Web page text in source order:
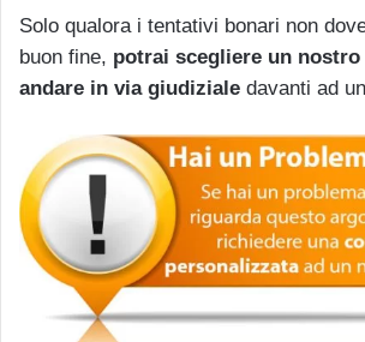
Solo qualora i tentativi bonari non
buon fine, potrai scegliere un nostro
andare in via giudiziale davanti ad